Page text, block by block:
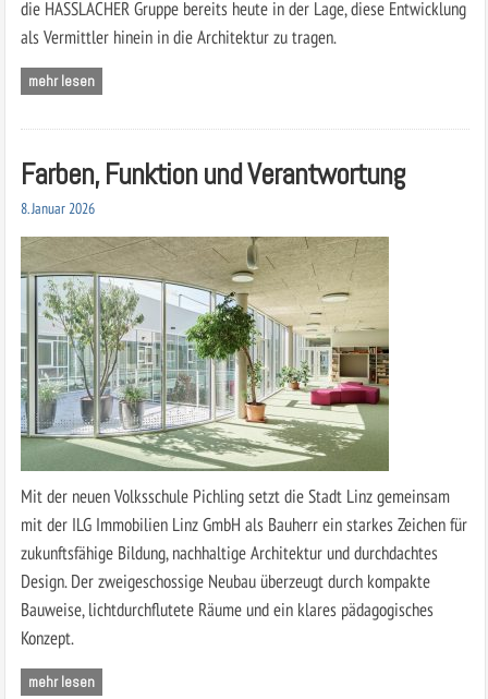
die HASSLACHER Gruppe bereits heute in der Lage, diese Entwicklung
als Vermittler hinein in die Architektur zu tragen.
mehr lesen
Farben, Funktion und Verantwortung
8. Januar 2026
Mit der neuen Volksschule Pichling setzt die Stadt Linz gemeinsam
mit der ILG Immobilien Linz GmbH als Bauherr ein starkes Zeichen für
zukunftsfähige Bildung, nachhaltige Architektur und durchdachtes
Design. Der zweigeschossige Neubau überzeugt durch kompakte
Bauweise, lichtdurchflutete Räume und ein klares pädagogisches
Konzept.
mehr lesen